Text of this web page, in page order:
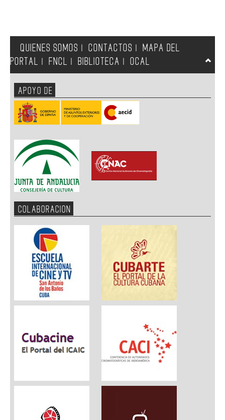
QUIENES SOMOS CONTACTOS
MAPA DEL
PORTAL
FNCL BIBLIOTECA OCAL
APOYO DE
COLABORACION